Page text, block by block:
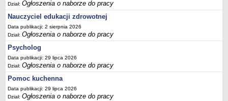
Dział:Ogłoszenia o naborze do pracy
Nauczyciel edukacji zdrowotnej
Data publikacji: 2 sierpnia 2026
Dział:Ogłoszenia o naborze do pracy
Psycholog
Data publikacji: 29 lipca 2026
Dział:Ogłoszenia o naborze do pracy
Pomoc kuchenna
Data publikacji: 29 lipca 2026
Dział:Ogłoszenia o naborze do pracy